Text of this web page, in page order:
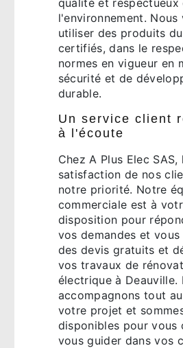
l'environnement. Nous
utiliser des produits
certifiés, dans le
normes en vigueur en
sécurité et de
durable.
Un service client
à l'écoute
Chez A Plus Elec SAS,
satisfaction de nos
notre priorité. Notre
commerciale est à
disposition pour
vos demandes et
des devis gratuits et
vos travaux de
électrique à Deauville.
accompagnons tout
votre projet et
disponibles pour vous
vous guider dans vos